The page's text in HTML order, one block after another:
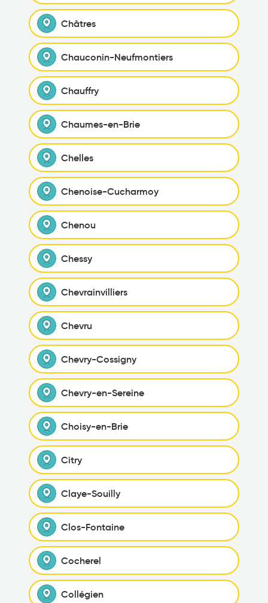
Châtres
Chauconin-Neufmontiers
Chauffry
Chaumes-en-Brie
Chelles
Chenoise-Cucharmoy
Chenou
Chessy
Chevrainvilliers
Chevru
Chevry-Cossigny
Chevry-en-Sereine
Choisy-en-Brie
Citry
Claye-Souilly
Clos-Fontaine
Cocherel
Collégien